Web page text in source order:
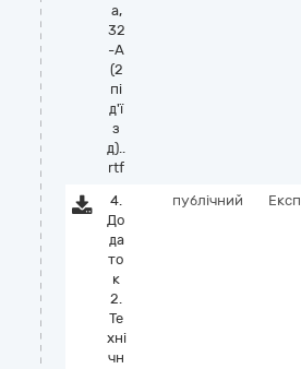
а,
32
-А
(2
пі
д'ї
з
д)..
rtf
4.
До
да
то
к
2.
Те
хні
чн
публічний